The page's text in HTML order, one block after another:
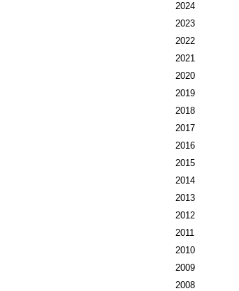
2024
2023
2022
2021
2020
2019
2018
2017
2016
2015
2014
2013
2012
2011
2010
2009
2008